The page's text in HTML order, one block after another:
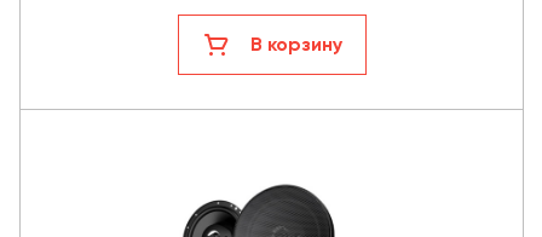
В корзину